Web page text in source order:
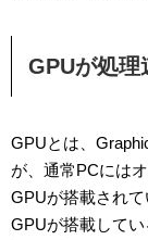
GPUが処理
GPUとは、
が、通常PCには
GPUが搭載され
GPUが搭載して